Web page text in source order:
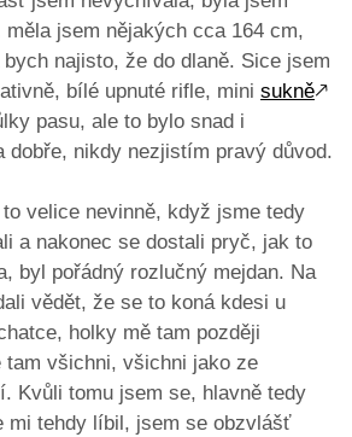
měla jsem nějakých cca 164 cm,
najisto, že do dlaně. Sice jsem
bílé upnuté rifle, mini sukně🡕
pasu, ale to bylo snad i
dobře, nikdy nezjistím pravý důvod.
velice nevinně, když jsme tedy
a nakonec se dostali pryč, jak to
byl pořádný rozlučný mejdan. Na
vědět, že se to koná kdesi u
holky mě tam později
všichni, všichni jako ze
Kvůli tomu jsem se, hlavně tedy
mi tehdy líbil, jsem se obzvlášť